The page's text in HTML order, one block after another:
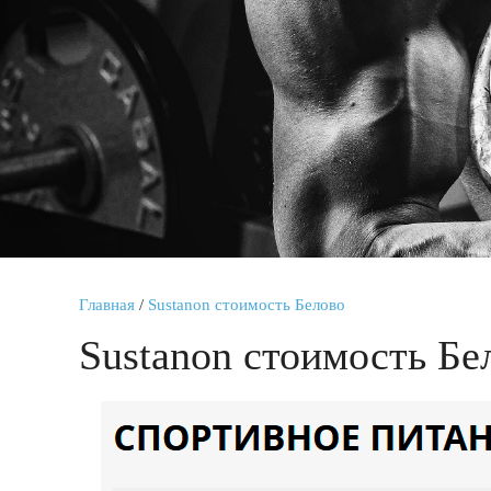
Главная / Sustanon стоимость Белово
Sustanon стоимость